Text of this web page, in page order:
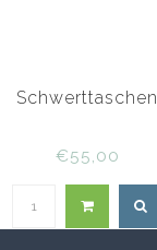
Schwerttaschen
€55,00